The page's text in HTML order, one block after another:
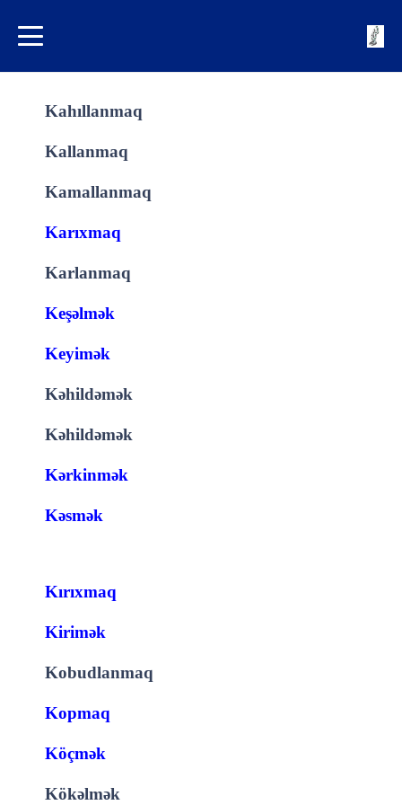
Kahıllanmaq
Kallanmaq
Kamallanmaq
Karıxmaq
Karlanmaq
Keşəlmək
Keyimək
Kəhildəmək
Kəhildəmək
Kərkinmək
Kəsmək
Kırıxmaq
Kirimək
Kobudlanmaq
Kopmaq
Köçmək
Kökəlmək